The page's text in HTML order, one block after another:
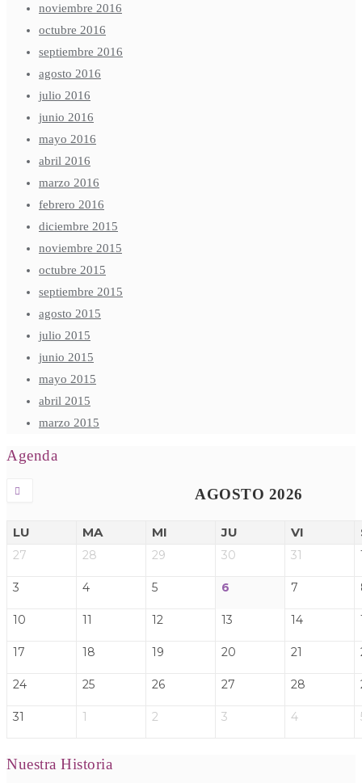
noviembre 2016
octubre 2016
septiembre 2016
agosto 2016
julio 2016
junio 2016
mayo 2016
abril 2016
marzo 2016
febrero 2016
diciembre 2015
noviembre 2015
octubre 2015
septiembre 2015
agosto 2015
julio 2015
junio 2015
mayo 2015
abril 2015
marzo 2015
Agenda
AGOSTO 2026
LU MA MI JU VI
27 28 29 30 31
3 4 5 6 7
10 11 12 13 14
17 18 19 20 21
24 25 26 27 28
31 1 2 3 4
Nuestra Historia